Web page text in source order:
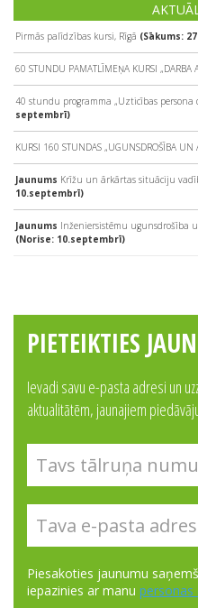
Pirmās palīdzības kursi, Rīgā (Sākums:
60 STUNDU PAMATLĪMEŅA KURSI „DARBA
40 stundu programma „Uzticības persona
septembrī)
KURSI 160 STUNDAS „UGUNSDROŠĪBA UN
Jaunums Krīžu un ārkārtas situāciju
10.septembrī)
Jaunums Inženiersistēmu ugunsdrošība
(Norise: 10.septembrī)
PIETEIKTIES
Ievadi savu e-pasta adresi un
aktualitātēm, jaunajiem
Piesakoties jaunumu
iepazinies ar manu personas